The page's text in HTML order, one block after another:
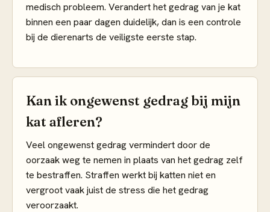
medisch probleem. Verandert het gedrag van je kat
binnen een paar dagen duidelijk, dan is een controle
bij de dierenarts de veiligste eerste stap.
Kan ik ongewenst gedrag bij mijn
kat afleren?
Veel ongewenst gedrag vermindert door de
oorzaak weg te nemen in plaats van het gedrag zelf
te bestraffen. Straffen werkt bij katten niet en
vergroot vaak juist de stress die het gedrag
veroorzaakt.